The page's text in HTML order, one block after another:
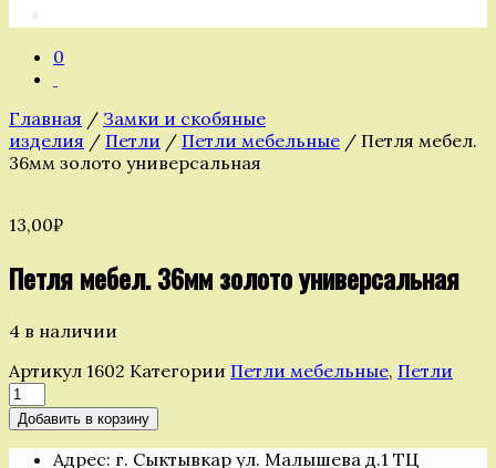
0
Главная / Замки и скобяные
изделия / Петли / Петли мебельные / Петля мебел.
36мм золото универсальная
13,00₽
Петля мебел. 36мм золото универсальная
4 в наличии
Артикул 1602 Категории Петли мебельные, Петли
Количество
товара
Петля
мебел.
Добавить в корзину
Адрес: г. Сыктывкар ул. Малышева д.1 ТЦ